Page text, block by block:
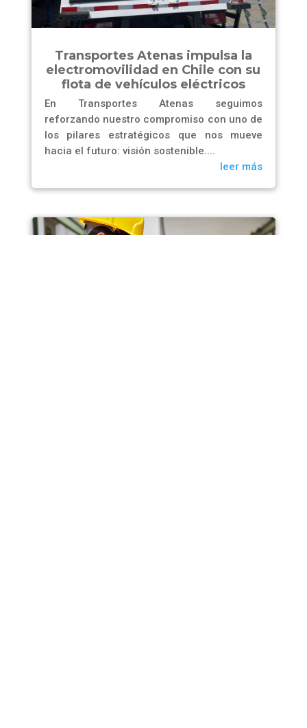
Transportes Atenas impulsa la
electromovilidad en Chile con su
flota de vehículos eléctricos
En Transportes Atenas seguimos
reforzando nuestro compromiso con uno de
los pilares estratégicos que nos mueve
hacia el futuro: visión sostenible....
leer más